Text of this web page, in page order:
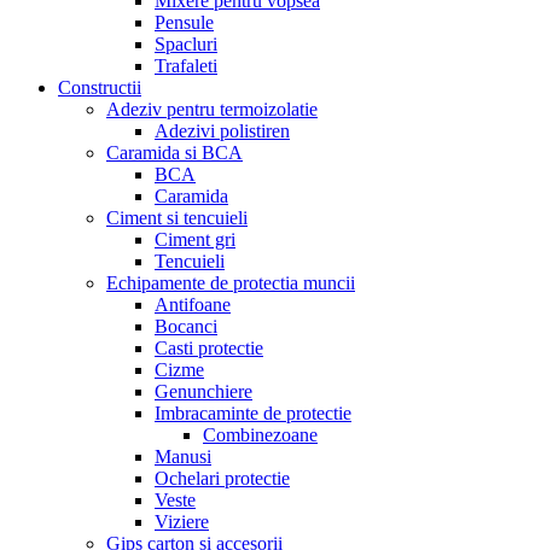
Pensule
Spacluri
Trafaleti
Constructii
Adeziv pentru termoizolatie
Adezivi polistiren
Caramida si BCA
BCA
Caramida
Ciment si tencuieli
Ciment gri
Tencuieli
Echipamente de protectia muncii
Antifoane
Bocanci
Casti protectie
Cizme
Genunchiere
Imbracaminte de protectie
Combinezoane
Manusi
Ochelari protectie
Veste
Viziere
Gips carton si accesorii